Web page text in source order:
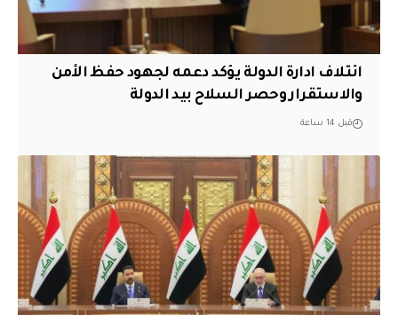
ائتلاف ادارة الدولة يؤكد دعمه لجهود حفظ الأمن
والاستقرار وحصر السلاح بيد الدولة
قبل 14 ساعة